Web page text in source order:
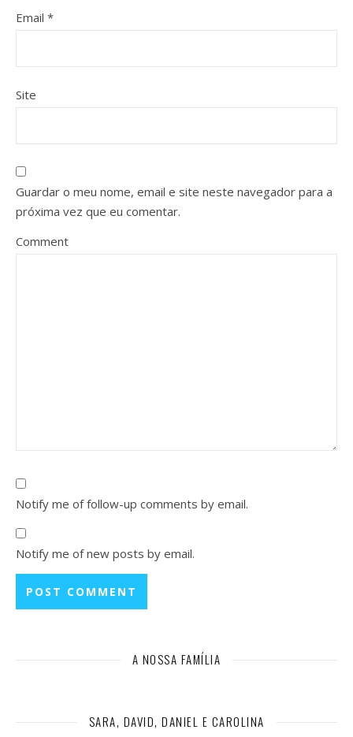
Email *
Site
Guardar o meu nome, email e site neste navegador para a
próxima vez que eu comentar.
Comment
Notify me of follow-up comments by email.
Notify me of new posts by email.
A NOSSA FAMÍLIA
SARA, DAVID, DANIEL E CAROLINA